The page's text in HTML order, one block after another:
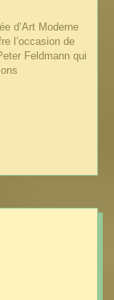
d’Art Moderne
l’occasion de
Feldmann qui